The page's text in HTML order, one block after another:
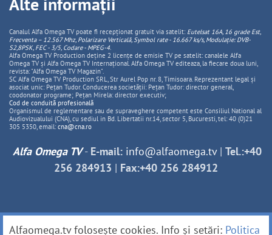
Canalul Alfa Omega TV poate fi recepționat gratuit via satelit: Eutelsat 16A, 16 grade Est,
Frecventa – 12.567 Mhz, PolarizareVerticală, Symbol rate - 16.667 ks/s, Modulație: DVB-
S2,8PSK, FEC - 3/5, Codare - MPEG-4.
Alfa Omega TV Production deține 2 licențe de emisie TV pe satelit: canalele Alfa
Omega TV și Alfa Omega TV Internațional. Alfa Omega TV editeaza, la fiecare doua luni,
revista: "Alfa Omega TV Magazin".
SC Alfa Omega TV Production SRL, Str Aurel Pop nr. 8, Timisoara. Reprezentant legal și
asociat unic: Pețan Tudor. Conducerea societății: Pețan Tudor: director general,
coodonator programe; Pețan Mirela: director executiv;
Cod de conduită profesională
Organismul de reglementare sau de supraveghere competent este Consiliul National al
Audiovizualului (CNA), cu sediul in Bd. Libertatii nr.14, sector 5, Bucuresti, tel: 40 (0)21
305 5350, email: cna@cna.ro
Alfa Omega TV- E-mail: info@alfaomega.tv| Tel.:+40
256 284913 | Fax:+40 256 284912
Alfaomega.tv folosește cookies. Info și setări: Politica